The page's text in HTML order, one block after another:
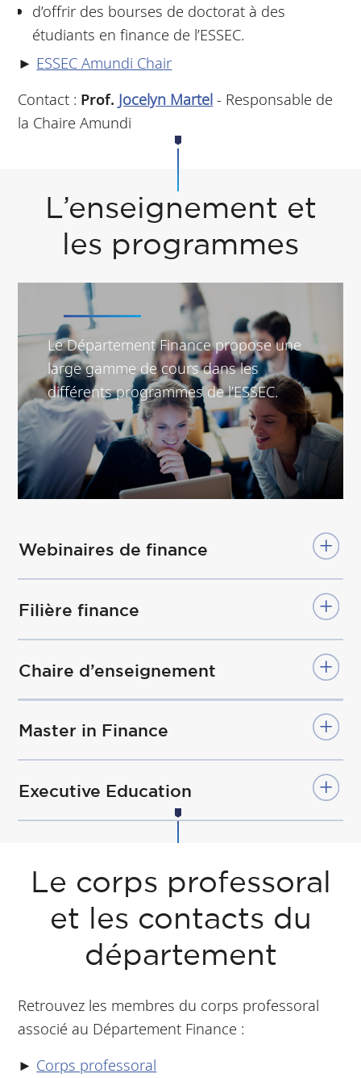
d’offrir des bourses de doctorat à des
étudiants en finance de l’ESSEC.
► ESSEC Amundi Chair
Contact : Prof. Jocelyn Martel - Responsable de
la Chaire Amundi
L’enseignement et
les programmes
Le Département Finance propose une
large gamme de cours dans les
différents programmes de l’ESSEC.
Webinaires de finance
Filière finance
Chaire d’enseignement
Master in Finance
Executive Education
Le corps professoral
et les contacts du
département
Retrouvez les membres du corps professoral
associé au Département Finance :
► Corps professoral